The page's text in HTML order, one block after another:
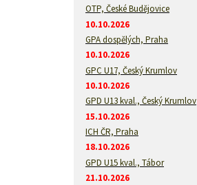
OTP, České Budějovice
10.10.2026
GPA dospělých, Praha
10.10.2026
GPC U17, Český Krumlov
10.10.2026
GPD U13 kval., Český Krumlov
15.10.2026
ICH ČR, Praha
18.10.2026
GPD U15 kval., Tábor
21.10.2026